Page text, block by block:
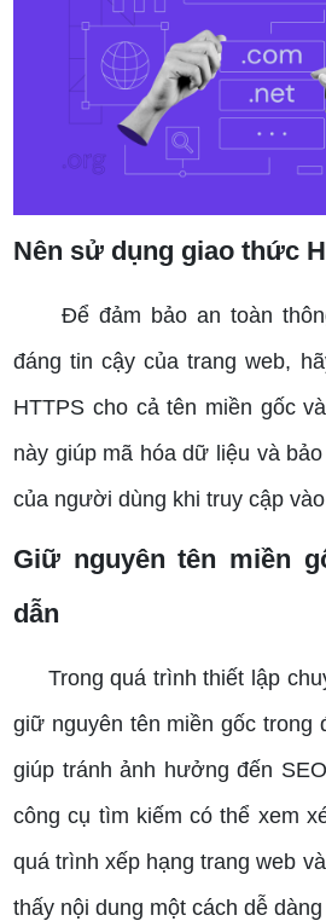
Nên sử dụng giao thức
Để đảm bảo an toàn
đáng tin cậy của trang web,
HTTPS cho cả tên miền gốc
này giúp mã hóa dữ liệu và
của người dùng khi truy cập
Giữ nguyên tên miền
dẫn
Trong quá trình thiết lập
giữ nguyên tên miền gốc trong
giúp tránh ảnh hưởng đến
công cụ tìm kiếm có thể xem
quá trình xếp hạng trang web
thấy nội dung một cách dễ